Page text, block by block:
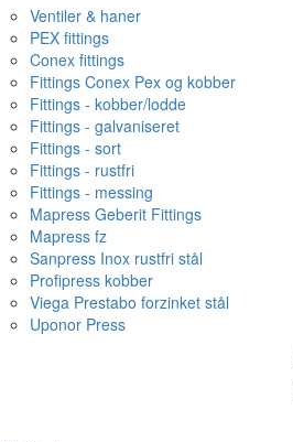
Ventiler & haner
PEX fittings
Conex fittings
Fittings Conex Pex og kobber
Fittings - kobber/lodde
Fittings - galvaniseret
Fittings - sort
Fittings - rustfri
Fittings - messing
Mapress Geberit Fittings
Mapress fz
Sanpress Inox rustfri stål
Profipress kobber
Viega Prestabo forzinket stål
Uponor Press